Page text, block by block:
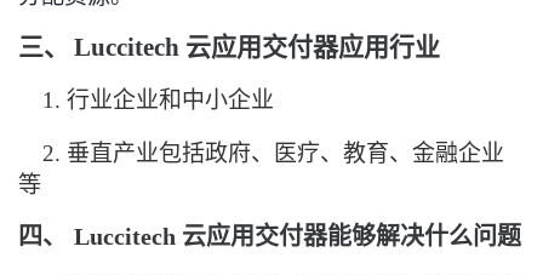
三、 Luccitech 云应用交付器应用行业
1. 行业企业和中小企业
2. 垂直产业包括政府、医疗、教育、金融企业
等
四、 Luccitech 云应用交付器能够解决什么问题